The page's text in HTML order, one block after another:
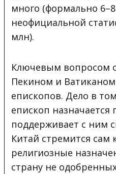
много (формально
неофициальной
млн).
Ключевым вопросом
Пекином и Ватиканом
епископов. Дело в
епископ назначается
поддерживает с ним
Китай стремится сам
религиозные
страну не